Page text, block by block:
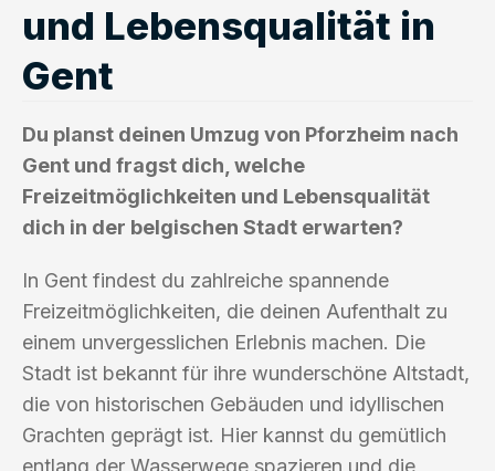
und Lebensqualität in
Gent
Du planst deinen Umzug von Pforzheim nach
Gent und fragst dich, welche
Freizeitmöglichkeiten und Lebensqualität
dich in der belgischen Stadt erwarten?
In Gent findest du zahlreiche spannende
Freizeitmöglichkeiten, die deinen Aufenthalt zu
einem unvergesslichen Erlebnis machen. Die
Stadt ist bekannt für ihre wunderschöne Altstadt,
die von historischen Gebäuden und idyllischen
Grachten geprägt ist. Hier kannst du gemütlich
entlang der Wasserwege spazieren und die